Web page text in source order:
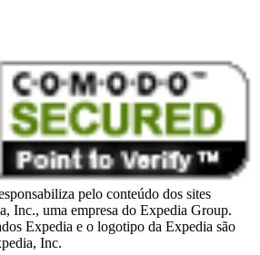
pelo conteúdo dos sites
Inc., uma empresa do Expedia Group.
Expedia e o logotipo da Expedia são
Inc.